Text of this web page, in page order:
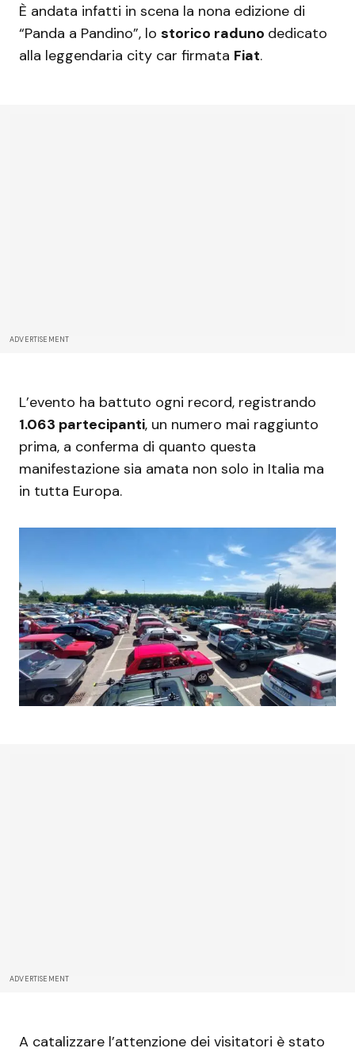
È andata infatti in scena la nona edizione di
“Panda a Pandino”, lo storico raduno dedicato
alla leggendaria city car firmata Fiat.
ADVERTISEMENT
L’evento ha battuto ogni record, registrando
1.063 partecipanti, un numero mai raggiunto
prima, a conferma di quanto questa
manifestazione sia amata non solo in Italia ma
in tutta Europa.
ADVERTISEMENT
A catalizzare l’attenzione dei visitatori è stato